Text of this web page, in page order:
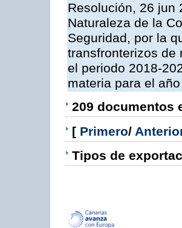
Resolución, 26 jun
Naturaleza de la
Seguridad, por la
transfronterizos de
el periodo 2018-
materia para el
209 documentos
[ Primero/
Tipos de